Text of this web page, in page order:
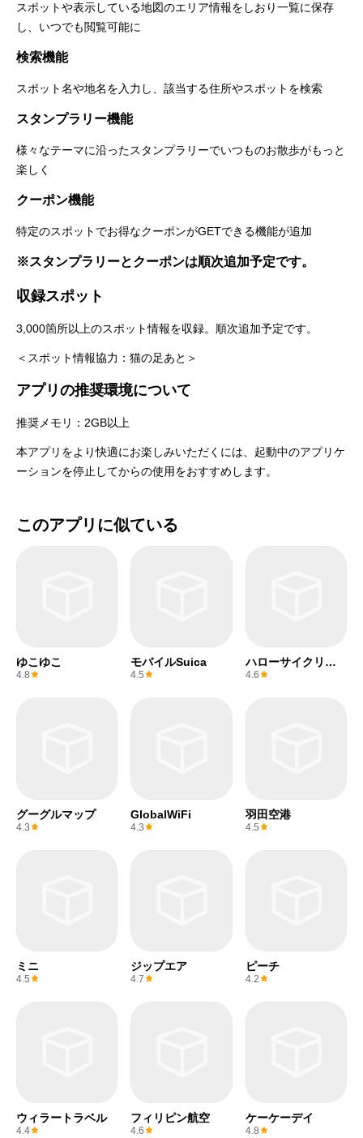
スポットや表示している地図のエリア情報をしおり一覧に保存
し、いつでも閲覧可能に
検索機能
スポット名や地名を入力し、該当する住所やスポットを検索
スタンプラリー機能
様々なテーマに沿ったスタンプラリーでいつものお散歩がもっと
楽しく
クーポン機能
特定のスポットでお得なクーポンがGETできる機能が追加
※スタンプラリーとクーポンは順次追加予定です。
収録スポット
3,000箇所以上のスポット情報を収録。順次追加予定です。
＜スポット情報協力：猫の足あと＞
アプリの推奨環境について
推奨メモリ：2GB以上
本アプリをより快適にお楽しみいただくには、起動中のアプリケ
ーションを停止してからの使用をおすすめします。
このアプリに似ている
ゆこゆこ
4.8
モバイルSuica
4.5
ハローサイクリン
グ
4.6
グーグルマップ
4.3
GlobalWiFi
4.3
羽田空港
4.5
ミニ
4.5
ジップエア
4.7
ピーチ
4.2
ウィラートラベル
4.4
フィリピン航空
4.6
ケーケーデイ
4.8